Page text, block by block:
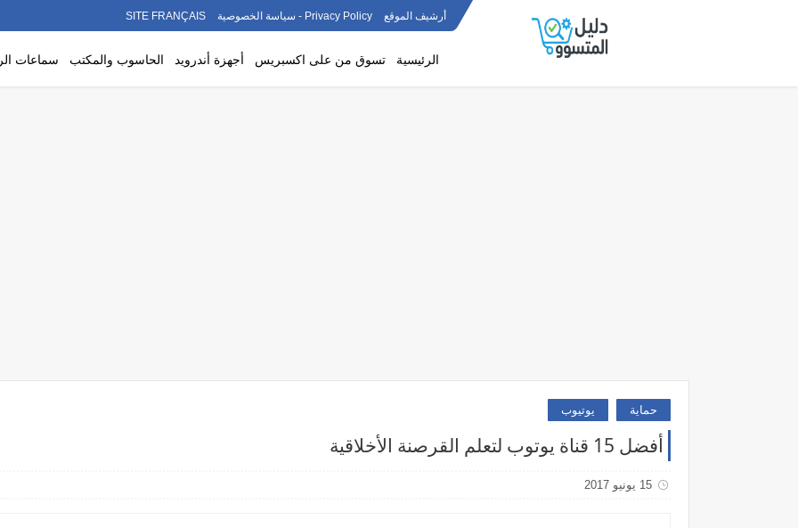
أرشيف الموقع Privacy Policy - سياسة الخصوصية SITE FRANÇAIS
الرئيسية تسوق من على اكسبريس أجهزة أندرويد الحاسوب والمكتب سماعات
حماية يوتيوب
أفضل 15 قناة يوتوب لتعلم القرصنة الأخلاقية
15 يونيو 2017